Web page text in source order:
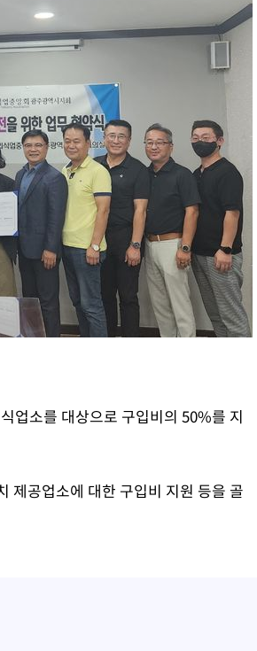
업소를 대상으로 구입비의 50%를 지
제공업소에 대한 구입비 지원 등을 골